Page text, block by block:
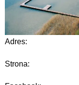
Adres:
Strona: